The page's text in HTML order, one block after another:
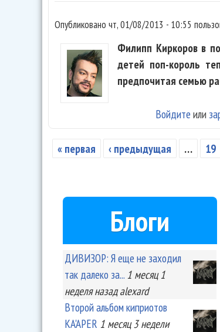
Опубликовано чт, 01/08/2013 - 10:55
Филипп Киркоров в
детей поп-король
предпочитая семью
Войдите или
« первая ‹ предыдущая … 19
Блоги
ДИВИЗОР: Я еще не заходил
так далеко за... 1 месяц 1
неделяназад alexard
Второй альбом киприотов
KA'APER 1 месяц 3 недели